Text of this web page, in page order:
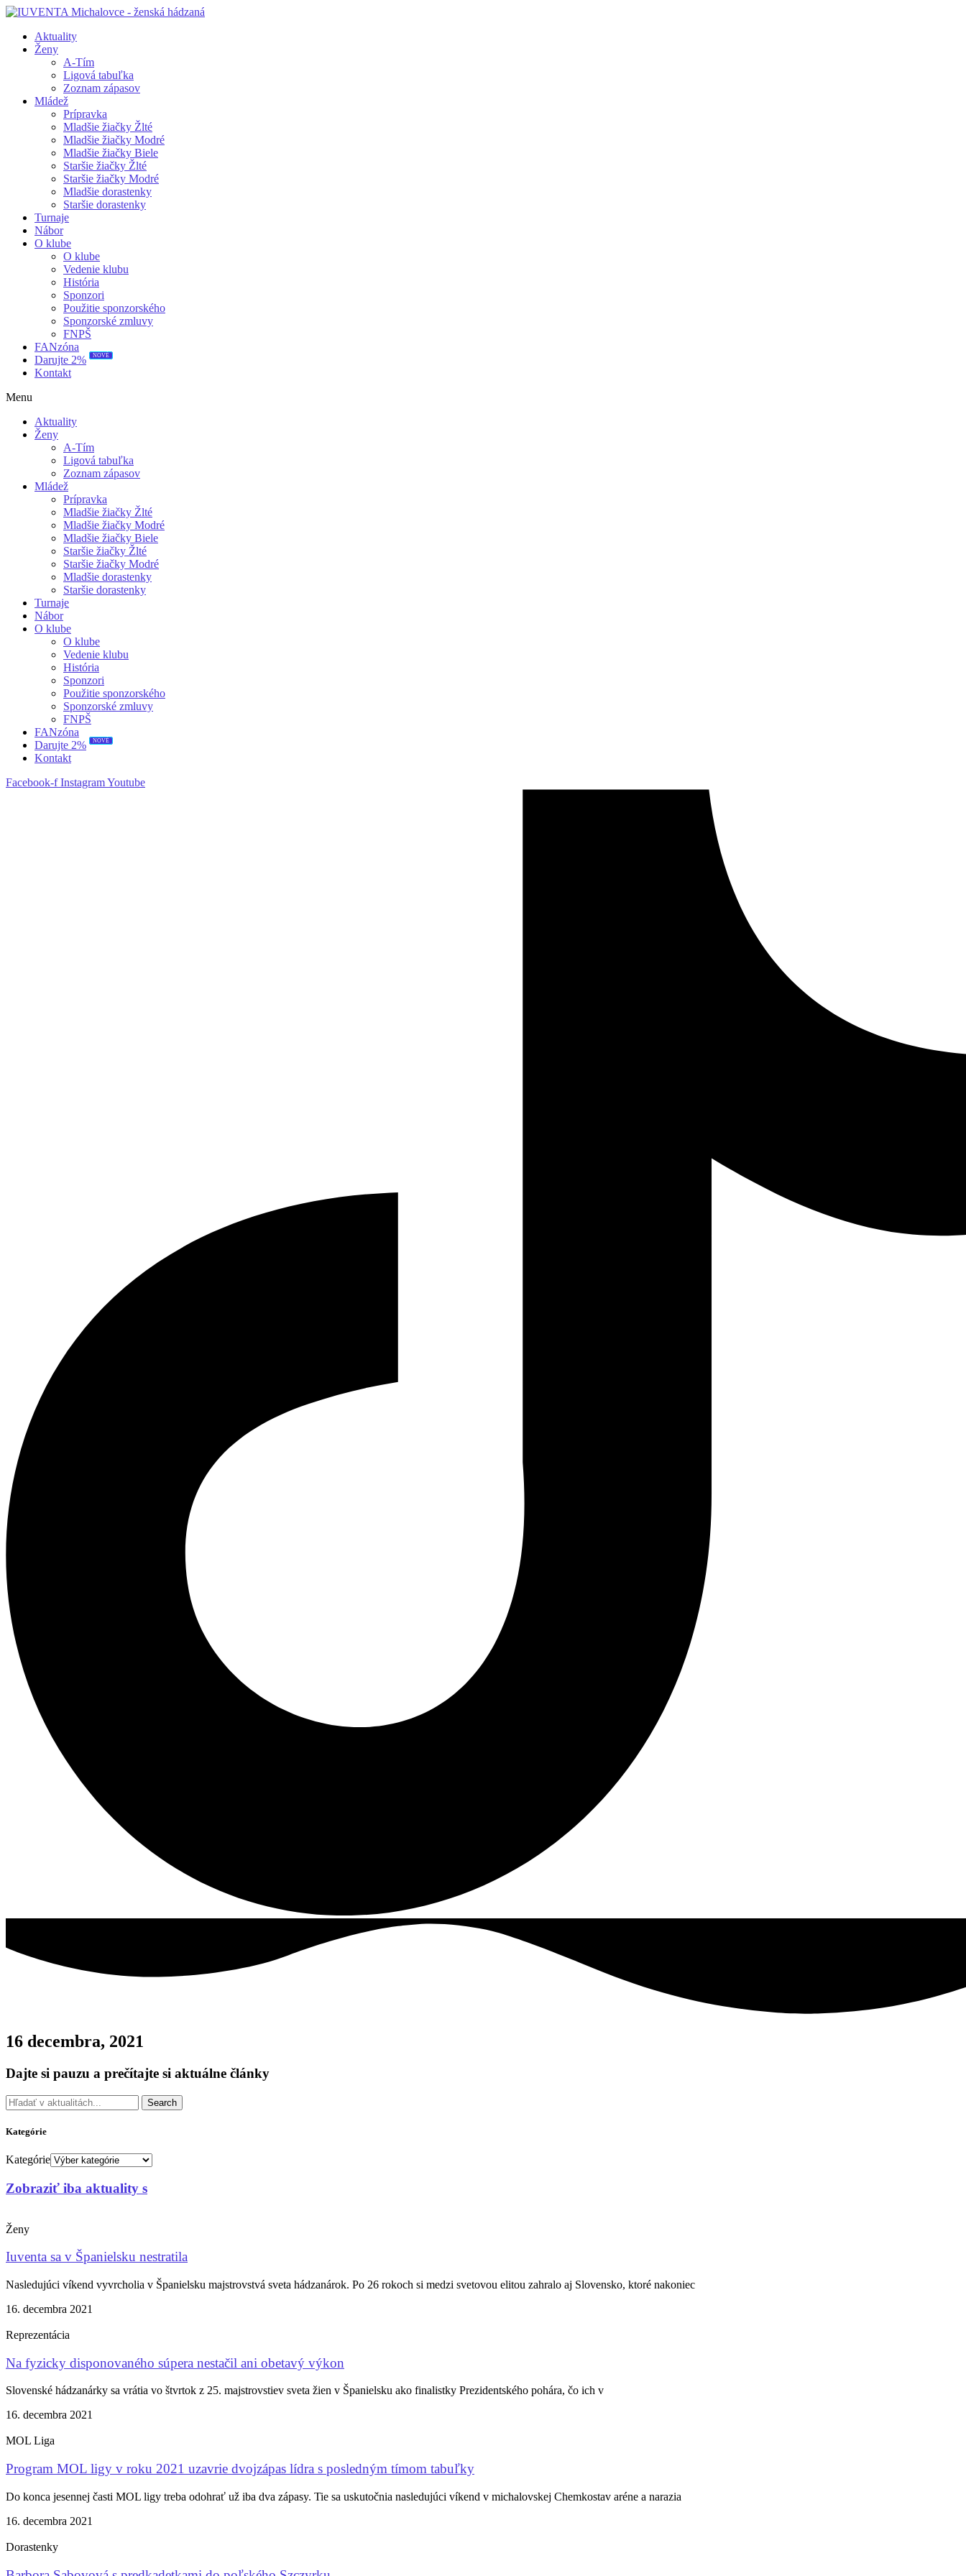
Aktuality
Ženy
A-Tím
Ligová tabuľka
Zoznam zápasov
Mládež
Prípravka
Mladšie žiačky Žlté
Mladšie žiačky Modré
Mladšie žiačky Biele
Staršie žiačky Žlté
Staršie žiačky Modré
Mladšie dorastenky
Staršie dorastenky
Turnaje
Nábor
O klube
O klube
Vedenie klubu
História
Sponzori
Použitie sponzorského
Sponzorské zmluvy
FNPŠ
FANzóna
Darujte 2%
NOVÉ
Kontakt
Menu
Aktuality
Ženy
A-Tím
Ligová tabuľka
Zoznam zápasov
Mládež
Prípravka
Mladšie žiačky Žlté
Mladšie žiačky Modré
Mladšie žiačky Biele
Staršie žiačky Žlté
Staršie žiačky Modré
Mladšie dorastenky
Staršie dorastenky
Turnaje
Nábor
O klube
O klube
Vedenie klubu
História
Sponzori
Použitie sponzorského
Sponzorské zmluvy
FNPŠ
FANzóna
Darujte 2%
NOVÉ
Kontakt
Facebook-f InstagramYoutube
16 decembra, 2021
Dajte si pauzu a prečítajte si aktuálne články
Search
Kategórie
Kategórie
Zobraziť iba aktuality s
Ženy
Iuventa sa v Španielsku nestratila
Nasledujúci víkend vyvrcholia v Španielsku majstrovstvá sveta hádzanárok. Po 26 rokoch si medzi svetovou elitou zahralo aj Slovensko, ktoré nakoniec
16. decembra 2021
Reprezentácia
Na fyzicky disponovaného súpera nestačil ani obetavý výkon
Slovenské hádzanárky sa vrátia vo štvrtok z 25. majstrovstiev sveta žien v Španielsku ako finalistky Prezidentského pohára, čo ich v
16. decembra 2021
MOL Liga
Program MOL ligy v roku 2021 uzavrie dvojzápas lídra s posledným tímom tabuľky
Do konca jesennej časti MOL ligy treba odohrať už iba dva zápasy. Tie sa uskutočnia nasledujúci víkend v michalovskej Chemkostav aréne a narazia
16. decembra 2021
Dorastenky